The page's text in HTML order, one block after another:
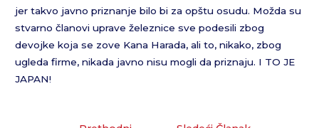
jer takvo javno priznanje bilo bi za opštu osudu. Možda su
stvarno članovi uprave železnice sve podesili zbog
devojke koja se zove Kana Harada, ali to, nikako, zbog
ugleda firme, nikada javno nisu mogli da priznaju. I TO JE
JAPAN!